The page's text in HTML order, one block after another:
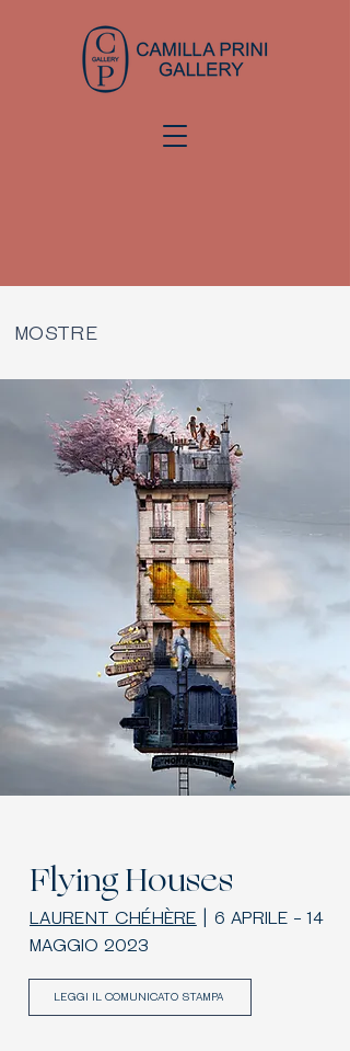
MOSTRE
Flying Houses
LAURENT CHÉHÈRE
6 APRILE - 14
MAGGIO 2023
LEGGI IL COMUNICATO STAMPA